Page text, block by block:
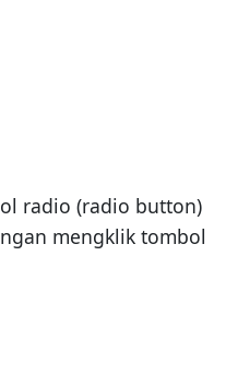
radio (radio button)
mengklik tombol